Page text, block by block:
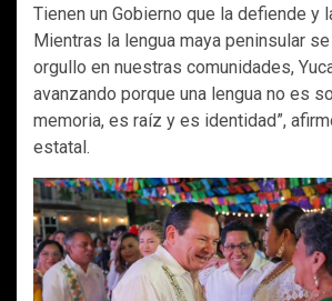
Tienen un Gobierno que la defiende y
Mientras la lengua maya peninsular
orgullo en nuestras comunidades,
avanzando porque una lengua no es
memoria, es raíz y es identidad”,
estatal.